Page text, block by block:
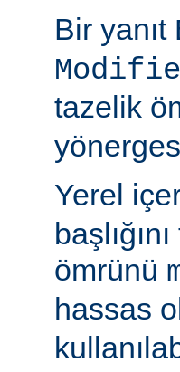
Bir yanıt
tazelik
Yerel
ömrünü
hassas